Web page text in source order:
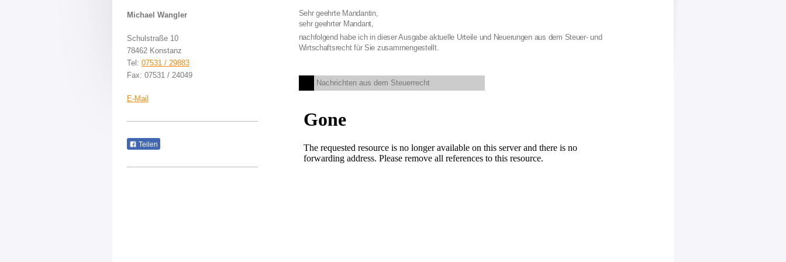
Sehr geehrte Mandantin,
sehr geehrter Mandant,
nachfolgend habe ich in dieser Ausgabe aktuelle Urteile und Neuerungen aus dem Steuer- und
Wirtschaftsrecht für Sie zusammengestellt.
Nachrichten aus dem Steuerrecht
Michael Wangler
Schulstraße 10
78462 Konstanz
Tel: 07531 / 29883
Fax: 07531 / 24049
E-Mail
Teilen